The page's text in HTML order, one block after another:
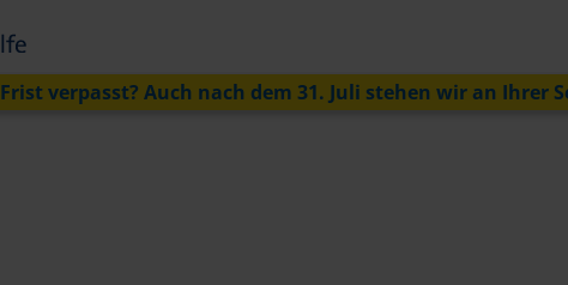
Frist verpasst? Auch nach dem 31. Juli stehen wir an Ihrer